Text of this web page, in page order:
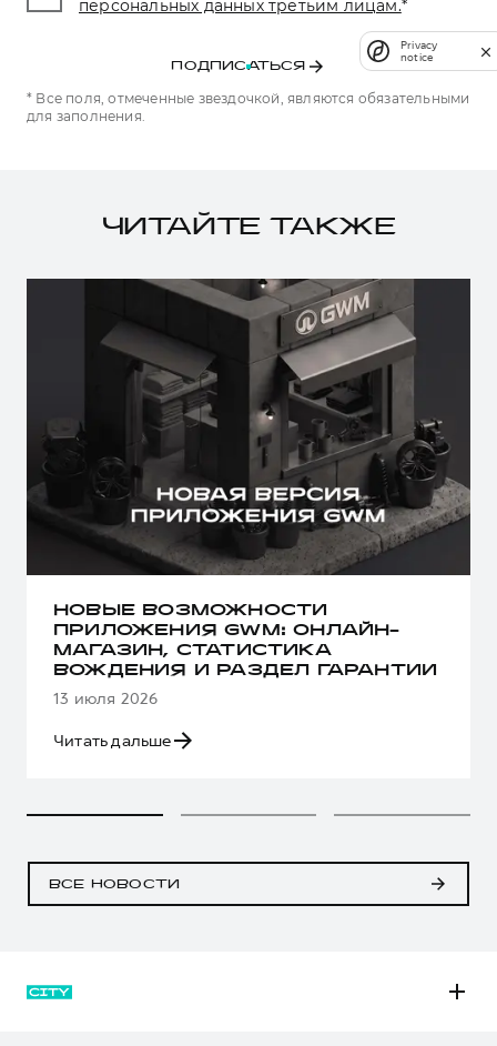
персональных данных третьим лицам.*
ПОДПИСАТЬСЯ
* Все поля, отмеченные звездочкой, являются обязательными
для заполнения.
ЧИТАЙТЕ ТАКЖЕ
НОВЫЕ ВОЗМОЖНОСТИ
ПРИЛОЖЕНИЯ GWM: ОНЛАЙН-
МАГАЗИН, СТАТИСТИКА
ВОЖДЕНИЯ И РАЗДЕЛ ГАРАНТИИ
13 июля 2026
Читать дальше
ВСЕ НОВОСТИ
Privacy
notice